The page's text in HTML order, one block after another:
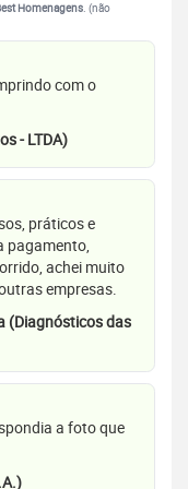
Homenagens. (não
com o
- LTDA)
práticos e
pagamento,
achei muito
empresas.
(Diagnósticos das
a foto que